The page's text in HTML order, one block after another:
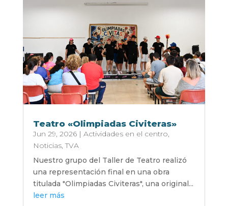
Teatro «Olimpiadas Civiteras»
Jun 29, 2026| Actividades en el centro,
Noticias,TVA
Nuestro grupo del Taller de Teatro realizó
una representación final en una obra
titulada "Olimpiadas Civiteras", una original...
leer más